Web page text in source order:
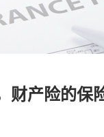
财产险的保